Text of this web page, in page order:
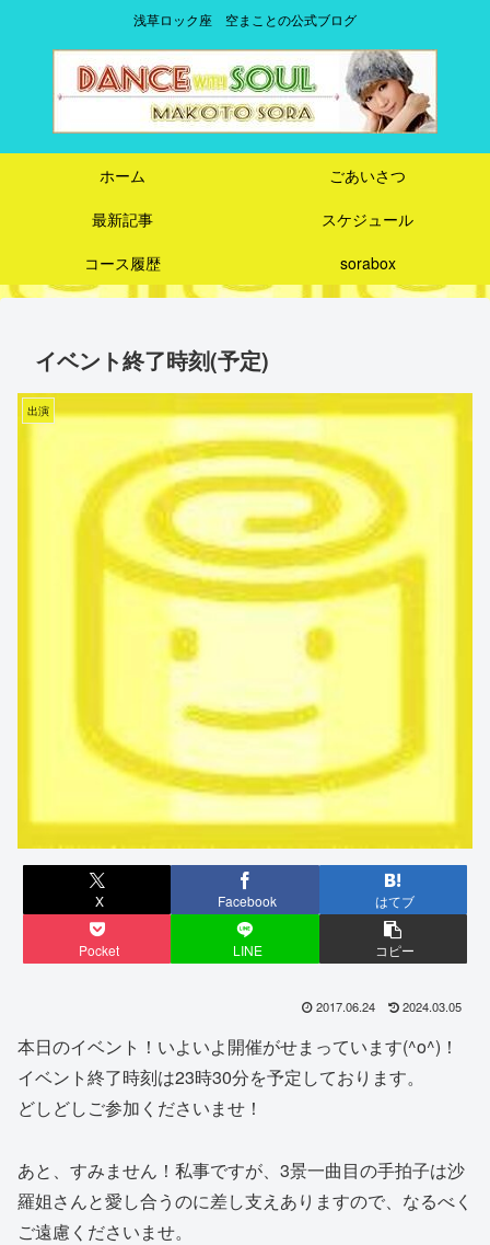
浅草ロック座 空まことの公式ブログ
ホーム
ごあいさつ
最新記事
スケジュール
コース履歴
sorabox
イベント終了時刻(予定)
出演
X Facebook はてブ
Pocket LINE コピー
2017.06.24 2024.03.05
本日のイベント！いよいよ開催がせまっています(^o^)！
イベント終了時刻は23時30分を予定しております。
どしどしご参加くださいませ！
あと、すみません！私事ですが、3景一曲目の手拍子は沙
羅姐さんと愛し合うのに差し支えありますので、なるべく
ご遠慮くださいませ。